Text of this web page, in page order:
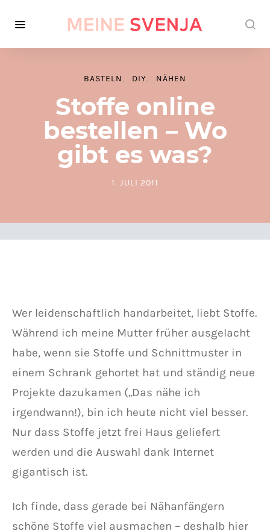
BASTELN DIY NÄHEN
Stoffe online
bestellen – Wo
gibt es was?
POSTED ON
1. JULI 2011
Wer leidenschaftlich handarbeitet, liebt Stoffe.
Während ich meine Mutter früher ausgelacht
habe, wenn sie Stoffe und Schnittmuster in
einem Schrank gehortet hat und ständig neue
Projekte dazukamen („Das nähe ich
irgendwann!), bin ich heute nicht viel besser.
Nur dass Stoffe jetzt frei Haus geliefert
werden und die Auswahl dank Internet
gigantisch ist.
Ich finde, dass gerade bei Nähanfängern
schöne Stoffe viel ausmachen – deshalb hier